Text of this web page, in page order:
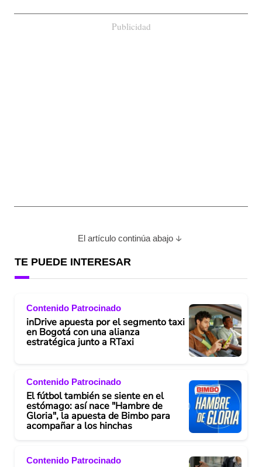
Publicidad
El artículo continúa abajo
TE PUEDE INTERESAR
Contenido Patrocinado
inDrive apuesta por el segmento taxi
en Bogotá con una alianza
estratégica junto a RTaxi
Contenido Patrocinado
El fútbol también se siente en el
estómago: así nace "Hambre de
Gloria", la apuesta de Bimbo para
acompañar a los hinchas
Contenido Patrocinado